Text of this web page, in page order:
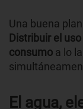
Una buena
Distribuir el
consumo a lo
El agua,